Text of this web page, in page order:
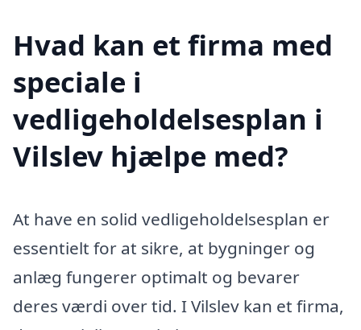
Hvad kan et firma med
speciale i
vedligeholdelsesplan i
Vilslev hjælpe med?
At have en solid vedligeholdelsesplan er
essentielt for at sikre, at bygninger og
anlæg fungerer optimalt og bevarer
deres værdi over tid. I Vilslev kan et firma,